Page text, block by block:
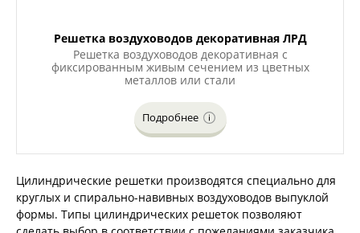
Решетка воздуховодов декоративная ЛРД
Решетка воздуховодов декоративная с
фиксированным живым сечением из цветных
металлов или стали
Подробнее
Цилиндрические решетки производятся специально для
круглых и спирально-навивных воздуховодов выпуклой
формы. Типы цилиндрических решеток позволяют